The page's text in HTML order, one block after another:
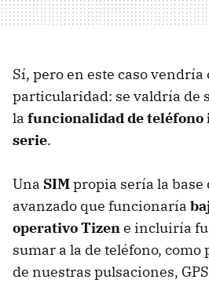
Sí, pero en este caso vendría
particularidad: se valdría de
la funcionalidad de teléfono
serie.
Una SIMpropia sería la base
avanzado que funcionaría
operativo Tizene incluiría
sumar a la de teléfono, como
de nuestras pulsaciones,